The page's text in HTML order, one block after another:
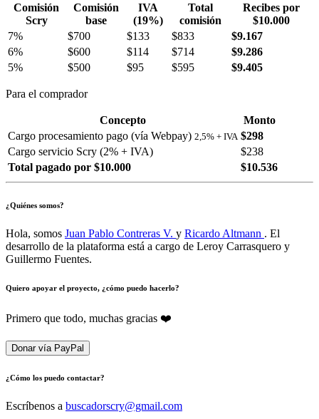
Comisión
Scry
Comisión
base
IVA
(19%)
Total
comisión
Recibes por
$10.000
7%
$700 $133 $833
$9.167
6%
$600 $114 $714
$9.286
5%
$500 $95 $595 $9.405
Para el comprador
Concepto
Monto
Cargo procesamiento pago (vía Webpay) 2,5% + IVA $298
Cargo servicio Scry (2% + IVA)
$238
Total pagado por $10.000
$10.536
¿Quiénes somos?
Hola, somos Juan Pablo Contreras V. y Ricardo Altmann . El
desarrollo de la plataforma está a cargo de Leroy Carrasquero y
Guillermo Fuentes.
Quiero apoyar el proyecto, ¿cómo puedo hacerlo?
Primero que todo, muchas gracias ❤️
Donar vía PayPal
¿Cómo los puedo contactar?
Escríbenos a buscadorscry@gmail.com